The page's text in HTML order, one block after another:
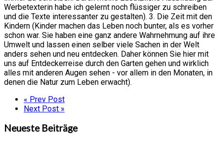
Werbetexterin habe ich gelernt noch flüssiger zu schreiben
und die Texte interessanter zu gestalten). 3. Die Zeit mit den
Kindern (Kinder machen das Leben noch bunter, als es vorher
schon war. Sie haben eine ganz andere Wahrnehmung auf ihre
Umwelt und lassen einen selber viele Sachen in der Welt
anders sehen und neu entdecken. Daher können Sie hier mit
uns auf Entdeckerreise durch den Garten gehen und wirklich
alles mit anderen Augen sehen - vor allem in den Monaten, in
denen die Natur zum Leben erwacht).
« Prev Post
Next Post »
Neueste Beiträge